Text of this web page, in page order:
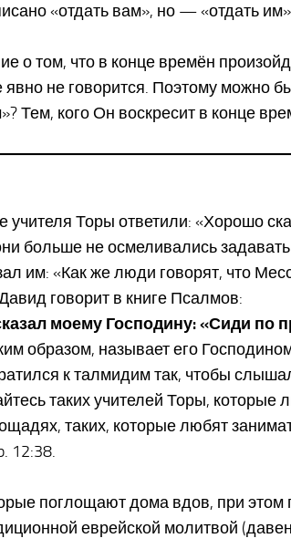
«отдать вам», но — «отдать
о том, что в конце времён
явно не говорится. Поэтому можно
Тем, кого Он воскресит в конце
учителя Торы ответили: «Хорошо
больше не осмеливались
им: «Как же люди говорят, что
говорит в книге Псалмов:
моему Господину: «Сиди по
образом, называет его
к талмидим так, чтобы
таких учителей Торы,
таких, которые любят
12:38.
поглощают дома вдов, при этом
еврейской молитвой